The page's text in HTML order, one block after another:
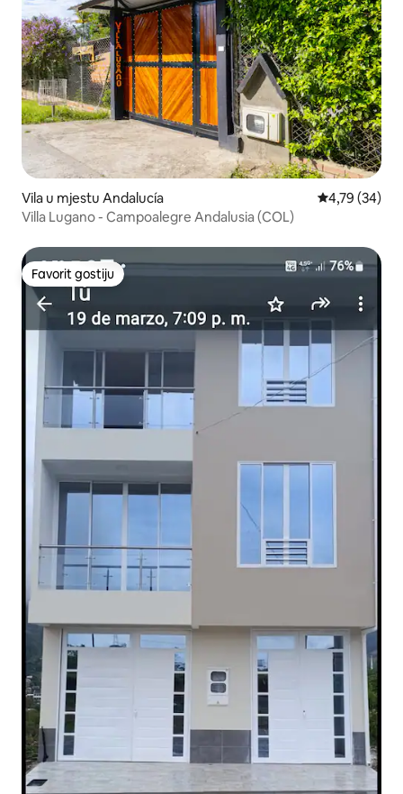
Vila u mjestu Andalucía prosječna
4,79 (34)
Villa Lugano - Campoalegre Andalusia (COL)
Favorit gostiju
Favorit gostiju